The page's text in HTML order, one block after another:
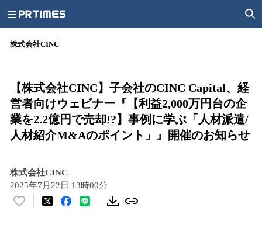
株式会社CINC
【株式会社CINC】子会社のCINC Capital、経
営者向けウェビナー『【利益2,000万円台の企
業を2.2億円で売却!?】事例に学ぶ「人材派遣/
人材紹介M&Aのポイント」』開催のお知らせ
株式会社CINC
2025年7月22日 13時00分
い